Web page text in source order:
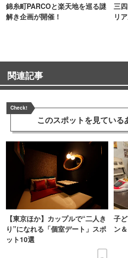
錦糸町PARCOと楽天地を巡る謎
解き企画が開催！
三
リ
関連記事
Check!
このスポットを見ている
【東京ほか】カップルで“二人き
り”になれる「個室デート」スポ
ット10選
子
ン